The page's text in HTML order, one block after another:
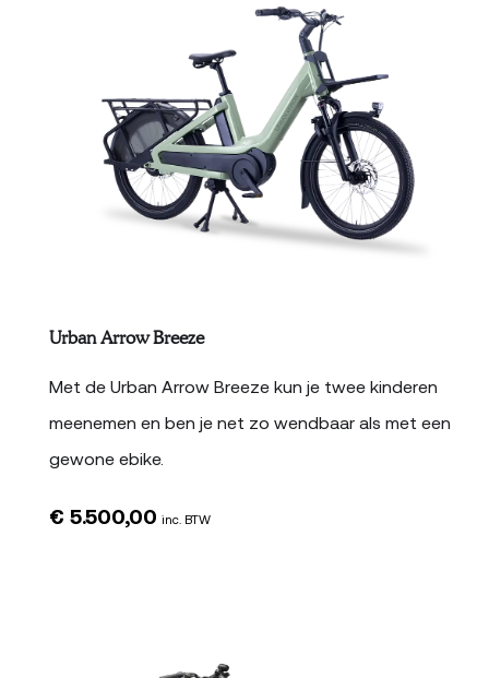
Urban Arrow Breeze
Met de Urban Arrow Breeze kun je twee kinderen
meenemen en ben je net zo wendbaar als met een
gewone ebike.
€ 5.500,00 inc. BTW